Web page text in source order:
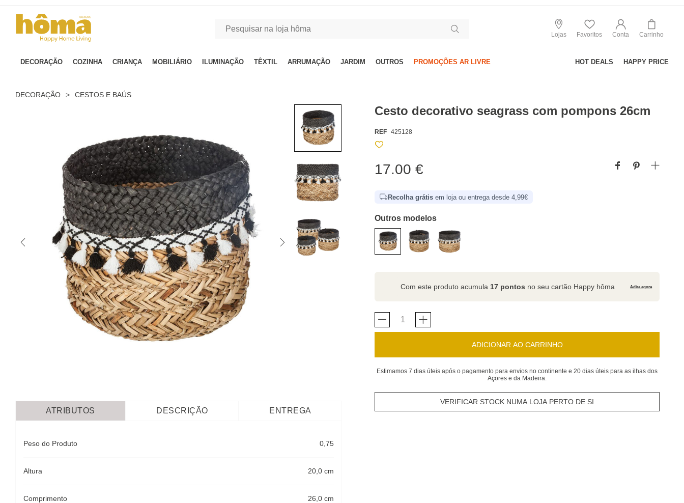
Lojas Favoritos Conta Carrinho
DECORAÇÃO COZINHA CRIANÇA MOBILIÁRIO ILUMINAÇÃO TÊXTIL ARRUMAÇÃO JARDIM OUTROS PROMOÇÕES AR LIVRE HOT DEALS HAPPY PRICE
DECORAÇÃO > CESTOS E BAÚS
Cesto decorativo seagrass com pompons 26cm
REF 425128
17.00 €
Recolha grátis em loja ou entrega desde 4,99€
Outros modelos
Com este produto acumula 17 pontos no seu cartão Happy hôma Adira agora
ADICIONAR AO CARRINHO
Estimamos 7 dias úteis após o pagamento para envios no continente e 20 dias úteis para as ilhas dos
Açores e da Madeira.
VERIFICAR STOCK NUMA LOJA PERTO DE SI
ATRIBUTOS DESCRIÇÃO ENTREGA
Peso do Produto 0,75
Altura 20,0 cm
Comprimento 26,0 cm